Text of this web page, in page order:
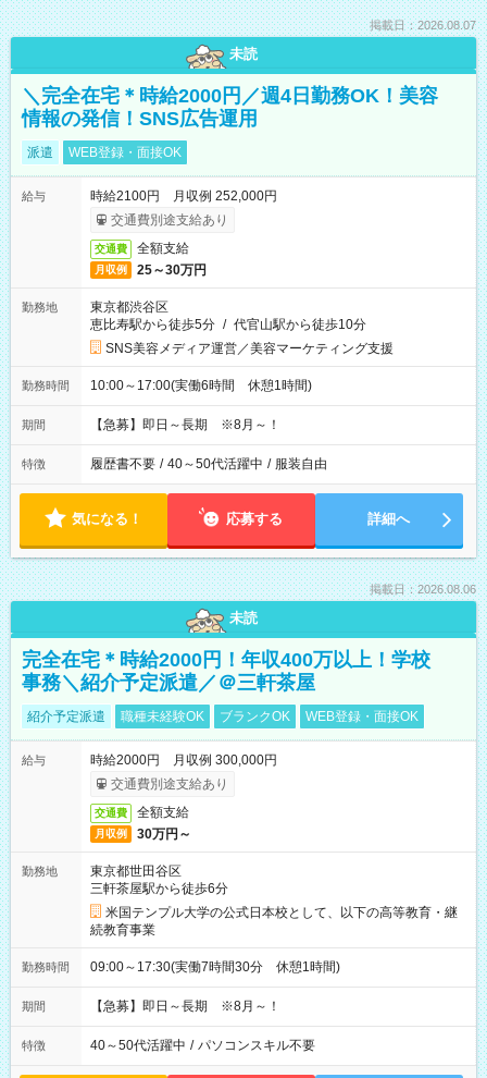
掲載日：2026.08.07
未読
＼完全在宅＊時給2000円／週4日勤務OK！美容
情報の発信！SNS広告運用
派遣 WEB登録・面接OK
給与
時給2100円 月収例 252,000円
交通費別途支給あり
交通費 全額支給
月収例 25～30万円
勤務地
東京都渋谷区
恵比寿駅から徒歩5分 / 代官山駅から徒歩10分
SNS美容メディア運営／美容マーケティング支援
勤務時間 10:00～17:00(実働6時間 休憩1時間)
期間 【急募】即日～長期 ※8月～！
特徴 履歴書不要 / 40～50代活躍中 / 服装自由
気になる！ 応募する 詳細へ
掲載日：2026.08.06
未読
完全在宅＊時給2000円！年収400万以上！学校
事務＼紹介予定派遣／＠三軒茶屋
紹介予定派遣 職種未経験OK ブランクOK WEB登録・面接OK
給与
時給2000円 月収例 300,000円
交通費別途支給あり
交通費 全額支給
月収例 30万円～
勤務地
東京都世田谷区
三軒茶屋駅から徒歩6分
米国テンプル大学の公式日本校として、以下の高等教育・継
続教育事業
勤務時間 09:00～17:30(実働7時間30分 休憩1時間)
期間 【急募】即日～長期 ※8月～！
特徴 40～50代活躍中 / パソコンスキル不要